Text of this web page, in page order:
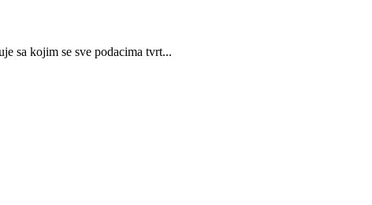
kojim se sve podacima tvrt...